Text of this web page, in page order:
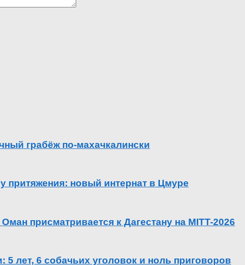
грабёж по-махачкалински
притяжения: новый интернат в Цмуре
присматривается к Дагестану на MITT-2026
5 лет, 6 собачьих уголовок и ноль приговоров